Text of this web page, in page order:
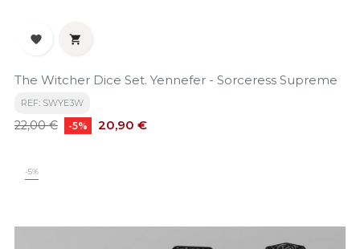
 
The Witcher Dice Set. Yennefer - Sorceress Supreme
REF: SWYE3W
Precio
22,00 € -5% Precio
20,90 €
-5%